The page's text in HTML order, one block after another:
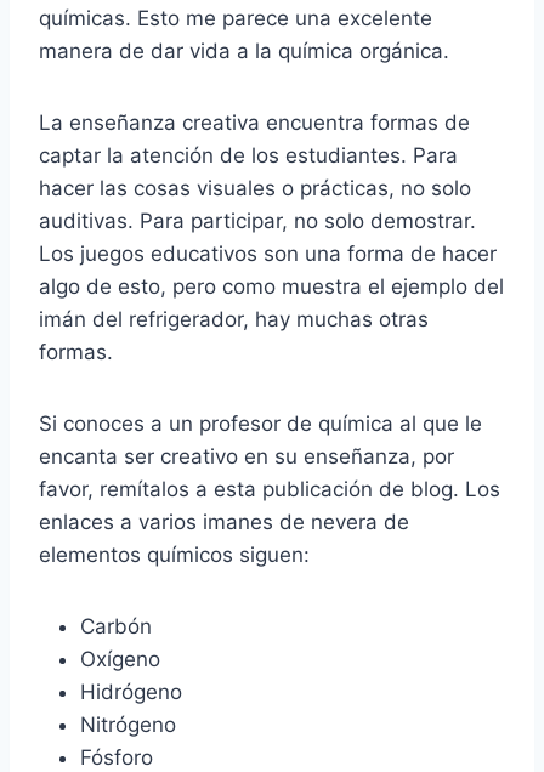
químicas. Esto me parece una excelente
manera de dar vida a la química orgánica.
La enseñanza creativa encuentra formas de
captar la atención de los estudiantes. Para
hacer las cosas visuales o prácticas, no solo
auditivas. Para participar, no solo demostrar.
Los juegos educativos son una forma de hacer
algo de esto, pero como muestra el ejemplo del
imán del refrigerador, hay muchas otras
formas.
Si conoces a un profesor de química al que le
encanta ser creativo en su enseñanza, por
favor, remítalos a esta publicación de blog. Los
enlaces a varios imanes de nevera de
elementos químicos siguen:
Carbón
Oxígeno
Hidrógeno
Nitrógeno
Fósforo